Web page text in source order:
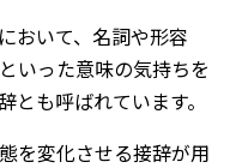
おいて、名詞や形容
いった意味の気持ちを
も呼ばれています。
を変化させる接辞が用